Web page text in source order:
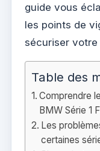
guide vous
les points de
sécuriser votre
Table des
Comprendre
BMW Série 1
Les
certaines